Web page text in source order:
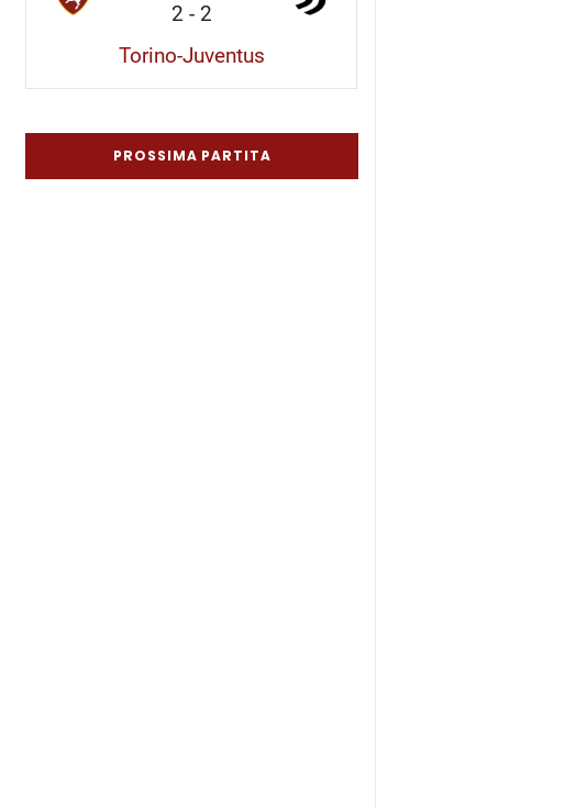
2 - 2
Torino-Juventus
PROSSIMA PARTITA